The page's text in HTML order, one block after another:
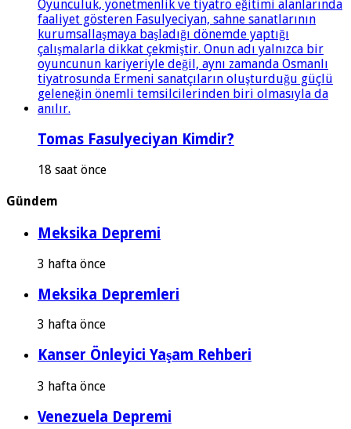
Tomas Fasulyeciyan Kimdir?
18 saat önce
Gündem
Meksika Depremi
3 hafta önce
Meksika Depremleri
3 hafta önce
Kanser Önleyici Yaşam Rehberi
3 hafta önce
Venezuela Depremi